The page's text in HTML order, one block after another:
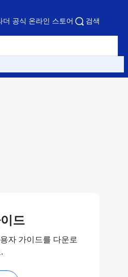
더 공식 온라인 스토어 검색
드
자 가이드를 다운로